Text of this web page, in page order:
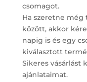
csomagot.
Ha szeretne
között, akkor
napig is és egy
kiválasztott
Sikeres vásárlást
ajánlataimat.